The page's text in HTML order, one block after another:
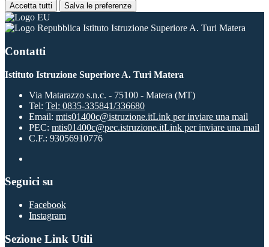
Accetta tutti Salva le preferenze
Istituto Istruzione Superiore A. Turi Matera
Contatti
Istituto Istruzione Superiore A. Turi Matera
Via Matarazzo s.n.c. - 75100 - Matera (MT)
Tel: Tel: 0835-335841/336680
Email: mtis01400c@istruzione.itLink per inviare una mail
PEC: mtis01400c@pec.istruzione.itLink per inviare una mail
C.F.: 93056910776
Seguici su
Facebook
Instagram
Sezione Link Utili